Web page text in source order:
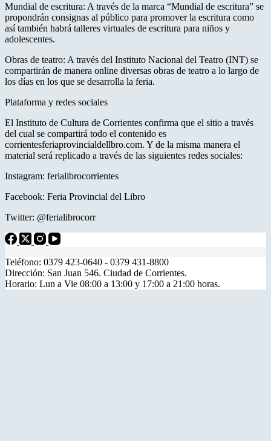
Mundial de escritura: A través de la marca “Mundial de escritura” se
propondrán consignas al público para promover la escritura como
así también habrá talleres virtuales de escritura para niños y
adolescentes.
Obras de teatro: A través del Instituto Nacional del Teatro (INT) se
compartirán de manera online diversas obras de teatro a lo largo de
los días en los que se desarrolla la feria.
Plataforma y redes sociales
El Instituto de Cultura de Corrientes confirma que el sitio a través
del cual se compartirá todo el contenido es
corrientesferiaprovincialdellbro.com. Y de la misma manera el
material será replicado a través de las siguientes redes sociales:
Instagram: ferialibrocorrientes
Facebook: Feria Provincial del Libro
Twitter: @ferialibrocorr
Teléfono: 0379 423-0640 - 0379 431-8800
Dirección: San Juan 546. Ciudad de Corrientes.
Horario: Lun a Vie 08:00 a 13:00 y 17:00 a 21:00 horas.